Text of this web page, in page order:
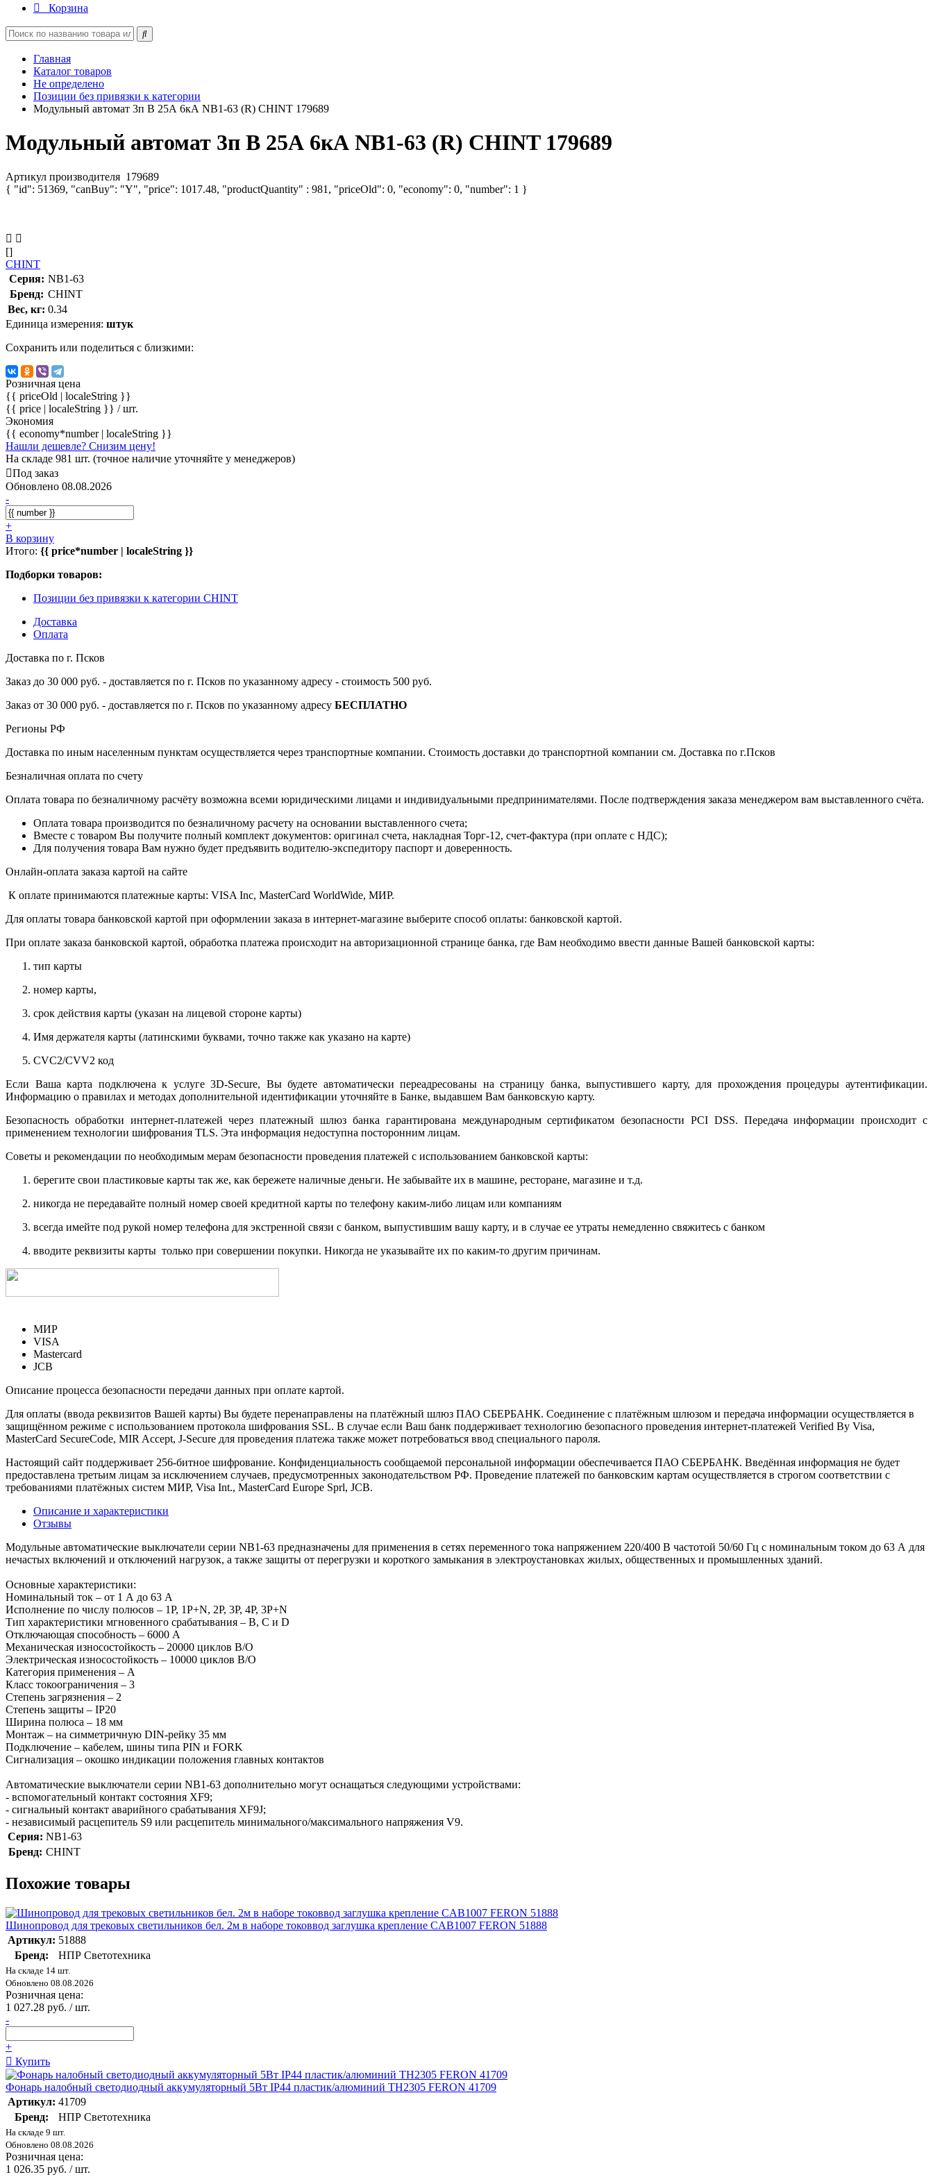
Корзина
Главная
Каталог товаров
Не определено
Позиции без привязки к категории
Модульный автомат 3п B 25А 6кА NB1-63 (R) CHINT 179689
Модульный автомат 3п B 25А 6кА NB1-63 (R) CHINT 179689
Артикул производителя 179689
{ "id": 51369, "canBuy": "Y", "price": 1017.48, "productQuantity" : 981, "priceOld": 0, "economy": 0, "number": 1 }
[]
CHINT
Серия: NB1-63
Бренд: CHINT
Вес, кг: 0.34
Единица измерения: штук
Сохранить или поделиться с близкими:
Розничная цена
{{ priceOld | localeString }}
{{ price | localeString }} / шт.
Экономия
{{ economy*number | localeString }}
Нашли дешевле? Снизим цену!
На складе 981 шт. (точное наличие уточняйте у менеджеров)
Под заказ
Обновлено 08.08.2026
-
+
В корзину
Итого: {{ price*number | localeString }}
Подборки товаров:
Позиции без привязки к категории CHINT
Доставка
Оплата
Доставка по г. Псков
Заказ до 30 000 руб. - доставляется по г. Псков по указанному адресу - стоимость 500 руб.
Заказ от 30 000 руб. - доставляется по г. Псков по указанному адресу БЕСПЛАТНО
Регионы РФ
Доставка по иным населенным пунктам осуществляется через транспортные компании. Стоимость доставки до транспортной компании см. Доставка по г.Псков
Безналичная оплата по счету
Оплата товара по безналичному расчёту возможна всеми юридическими лицами и индивидуальными предпринимателями. После подтверждения заказа менеджером вам выставленного счёта.
Оплата товара производится по безналичному расчету на основании выставленного счета;
Вместе с товаром Вы получите полный комплект документов: оригинал счета, накладная Торг-12, счет-фактура (при оплате с НДС);
Для получения товара Вам нужно будет предъявить водителю-экспедитору паспорт и доверенность.
Онлайн-оплата заказа картой на сайте
К оплате принимаются платежные карты: VISA Inc, MasterCard WorldWide, МИР.
Для оплаты товара банковской картой при оформлении заказа в интернет-магазине выберите способ оплаты: банковской картой.
При оплате заказа банковской картой, обработка платежа происходит на авторизационной странице банка, где Вам необходимо ввести данные Вашей банковской карты:
тип карты
номер карты,
срок действия карты (указан на лицевой стороне карты)
Имя держателя карты (латинскими буквами, точно также как указано на карте)
CVC2/CVV2 код
Если Ваша карта подключена к услуге 3D-Secure, Вы будете автоматически переадресованы на страницу банка, выпустившего карту, для прохождения процедуры аутентификации.
Информацию о правилах и методах дополнительной идентификации уточняйте в Банке, выдавшем Вам банковскую карту.
Безопасность обработки интернет-платежей через платежный шлюз банка гарантирована международным сертификатом безопасности PCI DSS. Передача информации происходит с
применением технологии шифрования TLS. Эта информация недоступна посторонним лицам.
Советы и рекомендации по необходимым мерам безопасности проведения платежей с использованием банковской карты:
берегите свои пластиковые карты так же, как бережете наличные деньги. Не забывайте их в машине, ресторане, магазине и т.д.
никогда не передавайте полный номер своей кредитной карты по телефону каким-либо лицам или компаниям
всегда имейте под рукой номер телефона для экстренной связи с банком, выпустившим вашу карту, и в случае ее утраты немедленно свяжитесь с банком
вводите реквизиты карты только при совершении покупки. Никогда не указывайте их по каким-то другим причинам.
МИР
VISA
Mastercard
JCB
Описание процесса безопасности передачи данных при оплате картой.
Для оплаты (ввода реквизитов Вашей карты) Вы будете перенаправлены на платёжный шлюз ПАО СБЕРБАНК. Соединение с платёжным шлюзом и передача информации осуществляется в
защищённом режиме с использованием протокола шифрования SSL. В случае если Ваш банк поддерживает технологию безопасного проведения интернет-платежей Verified By Visa,
MasterCard SecureCode, MIR Accept, J-Secure для проведения платежа также может потребоваться ввод специального пароля.
Настоящий сайт поддерживает 256-битное шифрование. Конфиденциальность сообщаемой персональной информации обеспечивается ПАО СБЕРБАНК. Введённая информация не будет
предоставлена третьим лицам за исключением случаев, предусмотренных законодательством РФ. Проведение платежей по банковским картам осуществляется в строгом соответствии с
требованиями платёжных систем МИР, Visa Int., MasterCard Europe Sprl, JCB.
Описание и характеристики
Отзывы
Модульные автоматические выключатели серии NB1-63 предназначены для применения в сетях переменного тока напряжением 220/400 В частотой 50/60 Гц с номинальным током до 63 А для
нечастых включений и отключений нагрузок, а также защиты от перегрузки и короткого замыкания в электроустановках жилых, общественных и промышленных зданий.
Основные характеристики:
Номинальный ток – от 1 А до 63 А
Исполнение по числу полюсов – 1P, 1P+N, 2P, 3P, 4P, 3P+N
Тип характеристики мгновенного срабатывания – B, C и D
Отключающая способность – 6000 A
Механическая износостойкость – 20000 циклов В/О
Электрическая износостойкость – 10000 циклов В/О
Категория применения – A
Класс токоограничения – 3
Степень загрязнения – 2
Степень защиты – IP20
Ширина полюса – 18 мм
Монтаж – на симметричную DIN-рейку 35 мм
Подключение – кабелем, шины типа PIN и FORK
Сигнализация – окошко индикации положения главных контактов
Автоматические выключатели серии NB1-63 дополнительно могут оснащаться следующими устройствами:
- вспомогательный контакт состояния XF9;
- сигнальный контакт аварийного срабатывания XF9J;
- независимый расцепитель S9 или расцепитель минимального/максимального напряжения V9.
Серия: NB1-63
Бренд: CHINT
Похожие товары
Шинопровод для трековых светильников бел. 2м в наборе токоввод заглушка крепление CAB1007 FERON 51888
Артикул: 51888
Бренд:
НПР Светотехника
На складе 14 шт.
Обновлено 08.08.2026
Розничная цена:
1 027.28 руб. / шт.
-
+
Купить
Фонарь налобный светодиодный аккумуляторный 5Вт IP44 пластик/алюминий TH2305 FERON 41709
Артикул: 41709
Бренд:
НПР Светотехника
На складе 9 шт.
Обновлено 08.08.2026
Розничная цена:
1 026.35 руб. / шт.